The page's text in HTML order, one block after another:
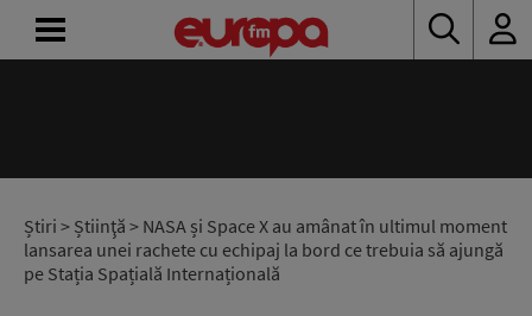
Știri > Știinţă > NASA și Space X au amânat în ultimul moment
lansarea unei rachete cu echipaj la bord ce trebuia să ajungă
pe Stația Spațială Internațională
RADIO
CONCURSURI